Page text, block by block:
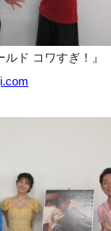
ド コワすぎ！』